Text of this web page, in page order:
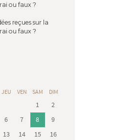
ou faux ?
reçues sur la
ou faux ?
JEU VEN SAM DIM
1
2
6 7 8
9
13 14 15
16